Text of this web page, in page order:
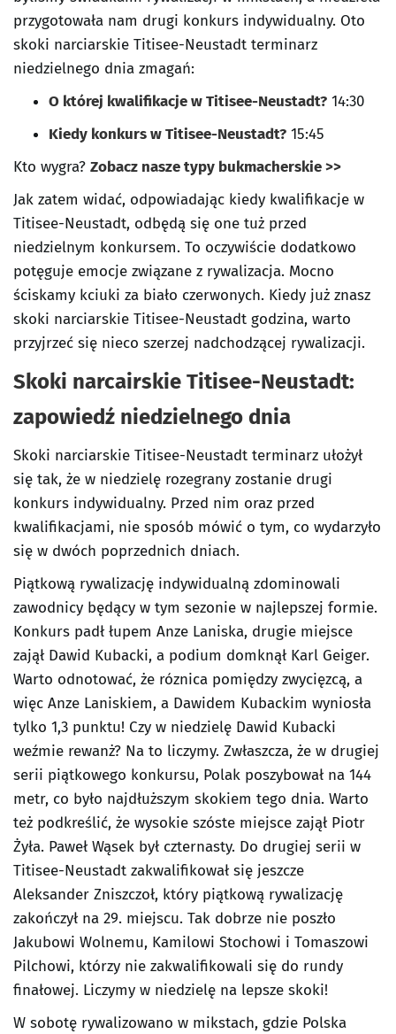
przygotowała nam drugi konkurs indywidualny. Oto
skoki narciarskie Titisee-Neustadt terminarz
niedzielnego dnia zmagań:
O której kwalifikacje w Titisee-Neustadt? 14:30
Kiedy konkurs w Titisee-Neustadt? 15:45
Kto wygra? Zobacz nasze typy bukmacherskie >>
Jak zatem widać, odpowiadając kiedy kwalifikacje w
Titisee-Neustadt, odbędą się one tuż przed
niedzielnym konkursem. To oczywiście dodatkowo
potęguje emocje związane z rywalizacja. Mocno
ściskamy kciuki za biało czerwonych. Kiedy już znasz
skoki narciarskie Titisee-Neustadt godzina, warto
przyjrzeć się nieco szerzej nadchodzącej rywalizacji.
Skoki narcairskie Titisee-Neustadt:
zapowiedź niedzielnego dnia
Skoki narciarskie Titisee-Neustadt terminarz ułożył
się tak, że w niedzielę rozegrany zostanie drugi
konkurs indywidualny. Przed nim oraz przed
kwalifikacjami, nie sposób mówić o tym, co wydarzyło
się w dwóch poprzednich dniach.
Piątkową rywalizację indywidualną zdominowali
zawodnicy będący w tym sezonie w najlepszej formie.
Konkurs padł łupem Anze Laniska, drugie miejsce
zajął Dawid Kubacki, a podium domknął Karl Geiger.
Warto odnotować, że róznica pomiędzy zwycięzcą, a
więc Anze Laniskiem, a Dawidem Kubackim wyniosła
tylko 1,3 punktu! Czy w niedzielę Dawid Kubacki
weźmie rewanż? Na to liczymy. Zwłaszcza, że w drugiej
serii piątkowego konkursu, Polak poszybował na 144
metr, co było najdłuższym skokiem tego dnia. Warto
też podkreślić, że wysokie szóste miejsce zajął Piotr
Żyła. Paweł Wąsek był czternasty. Do drugiej serii w
Titisee-Neustadt zakwalifikował się jeszcze
Aleksander Zniszczoł, który piątkową rywalizację
zakończył na 29. miejscu. Tak dobrze nie poszło
Jakubowi Wolnemu, Kamilowi Stochowi i Tomaszowi
Pilchowi, którzy nie zakwalifikowali się do rundy
finałowej. Liczymy w niedzielę na lepsze skoki!
W sobotę rywalizowano w mikstach, gdzie Polska